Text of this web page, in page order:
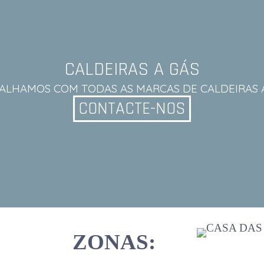
CALDEIRAS A GÁS
COM TODAS AS MARCAS DE CALDEIRAS
CONTACTE-NOS
ZONAS: